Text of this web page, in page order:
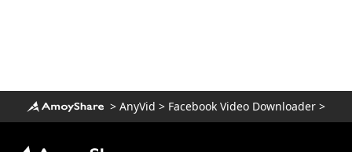
> AnyVid > Facebook Video Downloader >